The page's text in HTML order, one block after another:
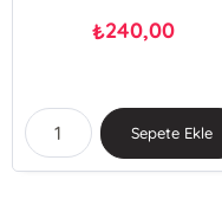
₺240,00
Sepete Ekle